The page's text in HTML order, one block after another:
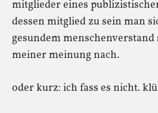
mitglieder eines
dessen mitglied zu sein man
gesundem menschenverstand
meiner meinung nach.
oder kurz: ich fass es nicht.